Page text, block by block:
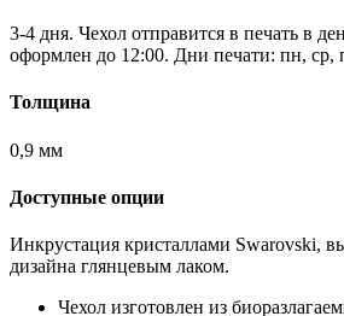
3-4 дня. Чехол отправится в печать в
оформлен до 12:00. Дни печати: пн, ср,
Толщина
0,9 мм
Доступные опции
Инкрустация кристаллами Swarovski,
дизайна глянцевым лаком.
Чехол изготовлен из